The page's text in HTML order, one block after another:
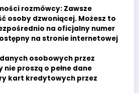
rozmówcy: Zawsze
osoby dzwoniącej. Możesz to
na oficjalny numer
na stronie internetowej
osobowych przez
proszą o pełne dane
kart kredytowych przez